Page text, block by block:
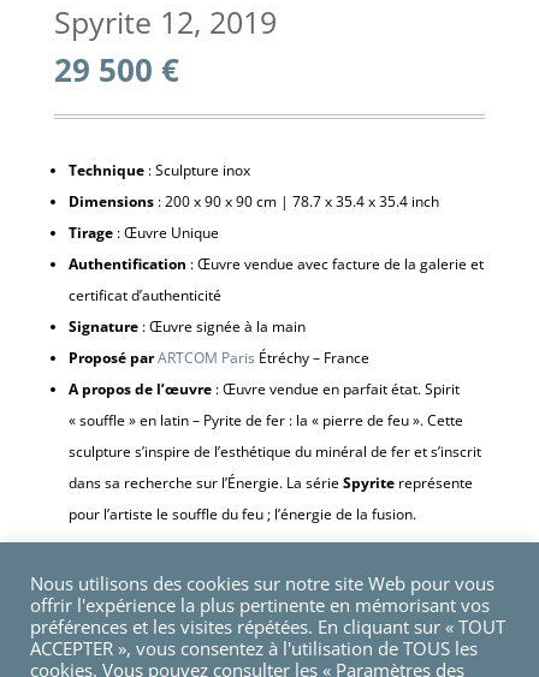
Spyrite 12, 2019
29 500 €
Technique: Sculpture inox
Dimensions: 200 x 90 x 90 cm | 78.7 x 35.4 x 35.4 inch
Tirage: Œuvre Unique
Authentification : Œuvre vendue avec facture de la galerie et
certificat d’authenticité
Signature: Œuvre signée à la main
Proposé parARTCOM Paris Étréchy – France
A propos de l’œuvre: Œuvre vendue en parfait état. Spirit
« souffle » en latin – Pyrite de fer : la « pierre de feu ». Cette
sculpture s’inspire de l’esthétique du minéral de fer et s’inscrit
dans sa recherche sur l’Énergie. La sérieSpyritereprésente
pour l’artiste le souffle du feu ; l’énergie de la fusion.
Rupture de stock
Nous utilisons des cookies sur notre site Web pour vous
offrir l'expérience la plus pertinente en mémorisant vos
préférences et les visites répétées. En cliquant sur « TOUT
ACCEPTER », vous consentez à l'utilisation de TOUS les
cookies. Vous pouvez consulter les « Paramètres des